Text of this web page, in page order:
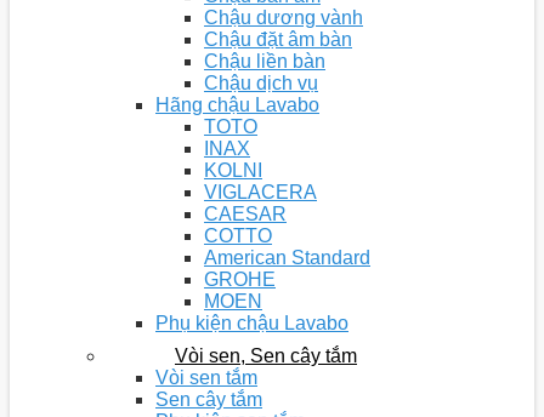
Chậu dương vành
Chậu đặt âm bàn
Chậu liền bàn
Chậu dịch vụ
Hãng chậu Lavabo
TOTO
INAX
KOLNI
VIGLACERA
CAESAR
COTTO
American Standard
GROHE
MOEN
Phụ kiện chậu Lavabo
Vòi sen, Sen cây tắm
Vòi sen tắm
Sen cây tắm